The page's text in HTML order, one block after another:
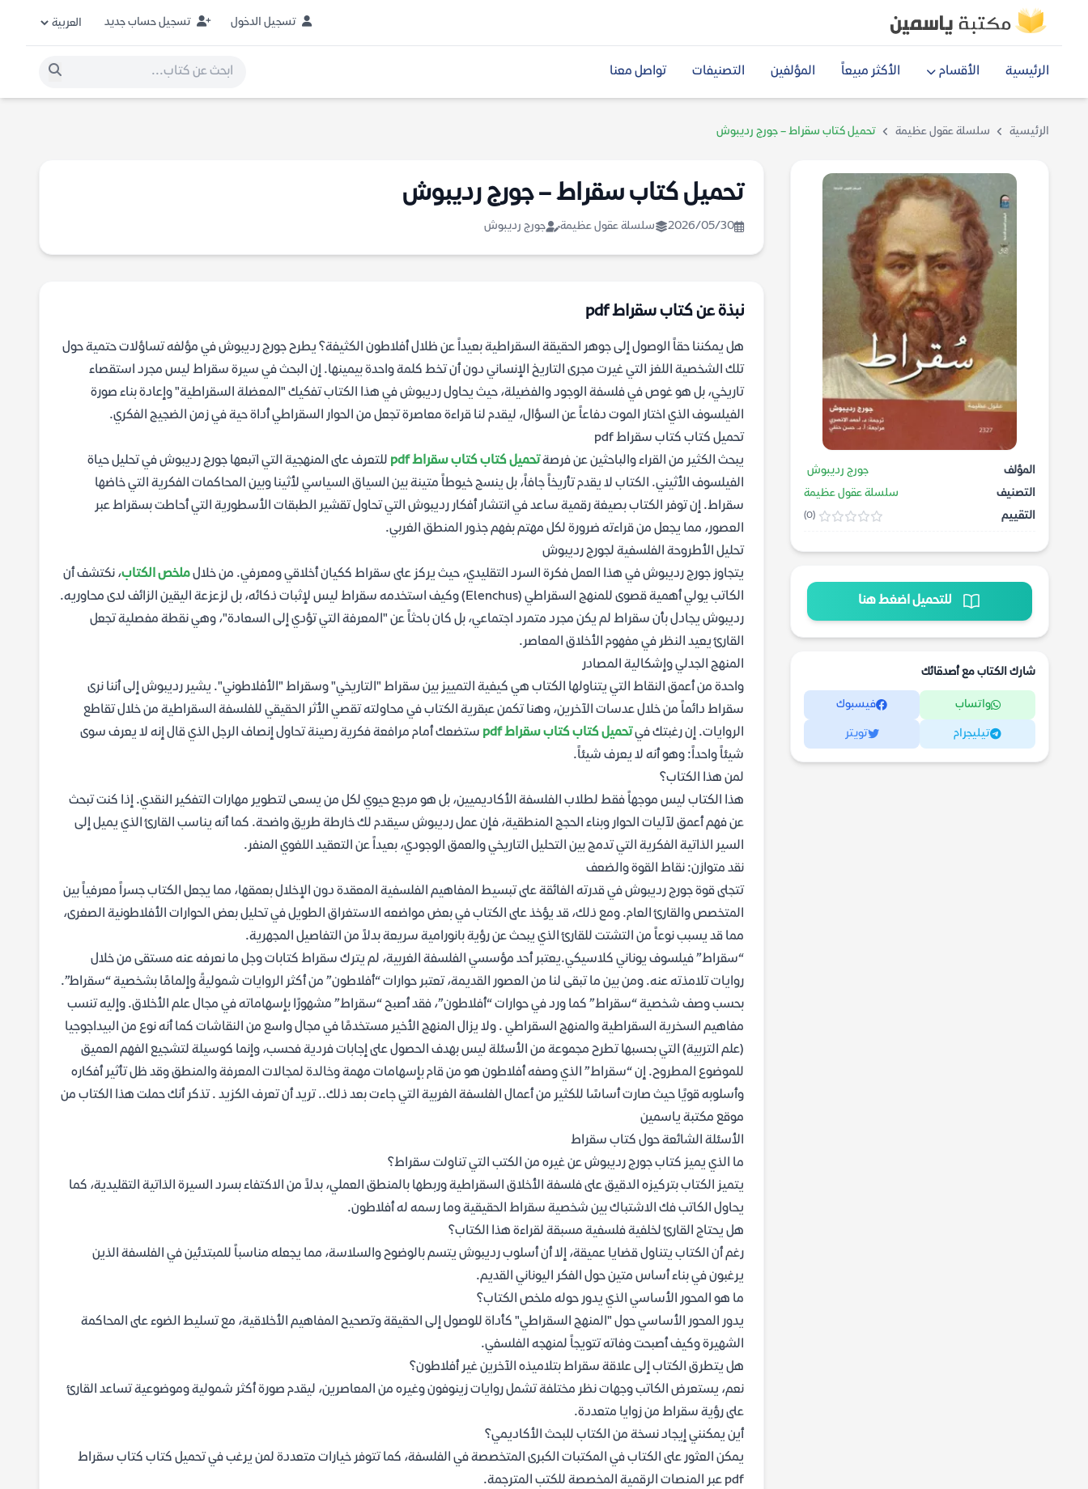
تسجيل الدخول تسجيل حساب جديد
الرئيسية الأقسام الأكثر مبيعاً المؤلفين التصنيفات تواصل معنا
الرئيسية سلسلة عقول عظيمة تحميل كتاب سقراط – جورج رديبوش
المؤلف
جورج رديبوش
التصنيف
سلسلة عقول عظيمة
التقييم
(0)
للتحميل اضغط هنا
شارك الكتاب مع أصدقائك
واتساب فيسبوك
تيليجرام تويتر
تحميل كتاب سقراط – جورج رديبوش
2026/05/30 سلسلة عقول عظيمة جورج رديبوش
نبذة عن كتاب سقراط pdf
هل يمكننا حقاً الوصول إلى جوهر الحقيقة السقراطية بعيداً عن ظلال أفلاطون الكثيفة؟ يطرح جورج رديبوش في مؤلفه تساؤلات حتمية حول
تلك الشخصية اللغز التي غيرت مجرى التاريخ الإنساني دون أن تخط كلمة واحدة بيمينها. إن البحث في سيرة سقراط ليس مجرد استقصاء
تاريخي، بل هو غوص في فلسفة الوجود والفضيلة، حيث يحاول رديبوش في هذا الكتاب تفكيك "المعضلة السقراطية" وإعادة بناء صورة
الفيلسوف الذي اختار الموت دفاعاً عن السؤال، ليقدم لنا قراءة معاصرة تجعل من الحوار السقراطي أداة حية في زمن الضجيج الفكري.
تحميل كتاب كتاب سقراط pdf
يبحث الكثير من القراء والباحثين عن فرصةتحميل كتاب كتاب سقراط pdf
للتعرف على المنهجية التي اتبعها جورج رديبوش في تحليل حياة
الفيلسوف الأثيني. الكتاب لا يقدم تأريخاً جافاً، بل ينسج خيوطاً متينة بين السياق السياسي لأثينا وبين المحاكمات الفكرية التي خاضها
سقراط. إن توفر الكتاب بصيغة رقمية ساعد في انتشار أفكار رديبوش التي تحاول تقشير الطبقات الأسطورية التي أحاطت بسقراط عبر
العصور، مما يجعل من قراءته ضرورة لكل مهتم بفهم جذور المنطق الغربي.
تحليل الأطروحة الفلسفية لجورج رديبوش
يتجاوز جورج رديبوش في هذا العمل فكرة السرد التقليدي، حيث يركز على سقراط ككيان أخلاقي ومعرفي. من خلالملخص الكتاب، نكتشف أن
الكاتب يولي أهمية قصوى للمنهج السقراطي (Elenchus) وكيف استخدمه سقراط ليس لإثبات ذكائه، بل لزعزعة اليقين الزائف لدى محاوريه.
رديبوش يجادل بأن سقراط لم يكن مجرد متمرد اجتماعي، بل كان باحثاً عن "المعرفة التي تؤدي إلى السعادة"، وهي نقطة مفصلية تجعل
القارئ يعيد النظر في مفهوم الأخلاق المعاصر.
المنهج الجدلي وإشكالية المصادر
واحدة من أعمق النقاط التي يتناولها الكتاب هي كيفية التمييز بين سقراط "التاريخي" وسقراط "الأفلاطوني". يشير رديبوش إلى أننا نرى
سقراط دائماً من خلال عدسات الآخرين، وهنا تكمن عبقرية الكتاب في محاولته تقصي الأثر الحقيقي للفلسفة السقراطية من خلال تقاطع
الروايات. إن رغبتك فيتحميل كتاب كتاب سقراط pdf
ستضعك أمام مرافعة فكرية رصينة تحاول إنصاف الرجل الذي قال إنه لا يعرف سوى
شيئاً واحداً: وهو أنه لا يعرف شيئاً.
لمن هذا الكتاب؟
هذا الكتاب ليس موجهاً فقط لطلاب الفلسفة الأكاديميين، بل هو مرجع حيوي لكل من يسعى لتطوير مهارات التفكير النقدي. إذا كنت تبحث
عن فهم أعمق لآليات الحوار وبناء الحجج المنطقية، فإن عمل رديبوش سيقدم لك خارطة طريق واضحة. كما أنه يناسب القارئ الذي يميل إلى
السير الذاتية الفكرية التي تدمج بين التحليل التاريخي والعمق الوجودي، بعيداً عن التعقيد اللغوي المنفر.
نقد متوازن: نقاط القوة والضعف
تتجلى قوة جورج رديبوش في قدرته الفائقة على تبسيط المفاهيم الفلسفية المعقدة دون الإخلال بعمقها، مما يجعل الكتاب جسراً معرفياً بين
المتخصص والقارئ العام. ومع ذلك، قد يؤخذ على الكتاب في بعض مواضعه الاستغراق الطويل في تحليل بعض الحوارات الأفلاطونية الصغرى،
مما قد يسبب نوعاً من التشتت للقارئ الذي يبحث عن رؤية بانورامية سريعة بدلاً من التفاصيل المجهرية.
“سقراط” فيلسوف يوناني كلاسيكي.يعتبر أحد مؤسسي الفلسفة الغربية، لم يترك سقراط كتابات وجل ما نعرفه عنه مستقى من خلال
روايات تلامذته عنه. ومن بين ما تبقى لنا من العصور القديمة، تعتبر حوارات “أفلاطون” من أكثر الروايات شموليةً وإلمامًا بشخصية “سقراط”.
بحسب وصف شخصية “سقراط” كما ورد في حوارات “أفلاطون”، فقد أصبح “سقراط” مشهورًا بإسهاماته في مجال علم الأخلاق. وإليه تنسب
مفاهيم السخرية السقراطية والمنهج السقراطي . ولا يزال المنهج الأخير مستخدمًا في مجال واسع من النقاشات كما أنه نوع من البيداجوجيا
(علم التربية) التي بحسبها تطرح مجموعة من الأسئلة ليس بهدف الحصول على إجابات فردية فحسب، وإنما كوسيلة لتشجيع الفهم العميق
للموضوع المطروح. إن “سقراط” الذي وصفه أفلاطون هو من قام بإسهامات مهمة وخالدة لمجالات المعرفة والمنطق وقد ظل تأثير أفكاره
وأسلوبه قويًا حيث صارت أساسًا للكثير من أعمال الفلسفة الغربية التي جاءت بعد ذلك.. تريد أن تعرف الكزيد . تذكر أنك حملت هذا الكتاب من
موقع مكتبة ياسمين
الأسئلة الشائعة حول كتاب سقراط
ما الذي يميز كتاب جورج رديبوش عن غيره من الكتب التي تناولت سقراط؟
يتميز الكتاب بتركيزه الدقيق على فلسفة الأخلاق السقراطية وربطها بالمنطق العملي، بدلاً من الاكتفاء بسرد السيرة الذاتية التقليدية، كما
يحاول الكاتب فك الاشتباك بين شخصية سقراط الحقيقية وما رسمه له أفلاطون.
هل يحتاج القارئ لخلفية فلسفية مسبقة لقراءة هذا الكتاب؟
رغم أن الكتاب يتناول قضايا عميقة، إلا أن أسلوب رديبوش يتسم بالوضوح والسلاسة، مما يجعله مناسباً للمبتدئين في الفلسفة الذين
يرغبون في بناء أساس متين حول الفكر اليوناني القديم.
ما هو المحور الأساسي الذي يدور حوله ملخص الكتاب؟
يدور المحور الأساسي حول "المنهج السقراطي" كأداة للوصول إلى الحقيقة وتصحيح المفاهيم الأخلاقية، مع تسليط الضوء على المحاكمة
الشهيرة وكيف أصبحت وفاته تتويجاً لمنهجه الفلسفي.
هل يتطرق الكتاب إلى علاقة سقراط بتلاميذه الآخرين غير أفلاطون؟
نعم، يستعرض الكاتب وجهات نظر مختلفة تشمل روايات زينوفون وغيره من المعاصرين، ليقدم صورة أكثر شمولية وموضوعية تساعد القارئ
على رؤية سقراط من زوايا متعددة.
أين يمكنني إيجاد نسخة من الكتاب للبحث الأكاديمي؟
يمكن العثور على الكتاب في المكتبات الكبرى المتخصصة في الفلسفة، كما تتوفر خيارات متعددة لمن يرغب في تحميل كتاب كتاب سقراط
pdf عبر المنصات الرقمية المخصصة للكتب المترجمة.